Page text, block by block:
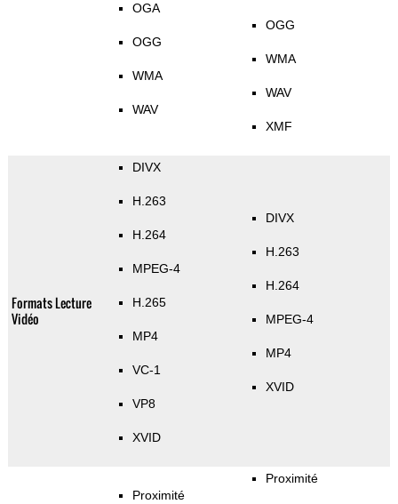
OGA
OGG
WMA
WAV
OGG
WMA
WAV
XMF
Formats Lecture
Vidéo
DIVX
H.263
H.264
MPEG-4
H.265
MP4
VC-1
VP8
XVID
DIVX
H.263
H.264
MPEG-4
MP4
XVID
Proximité
Proximité